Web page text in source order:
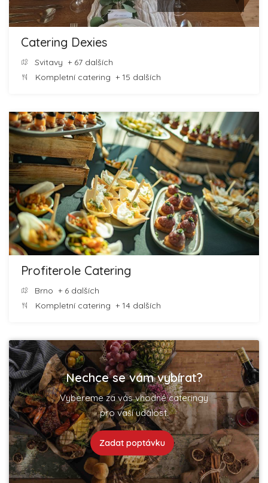
Catering Dexies
Svitavy + 67 dalších
Kompletní catering + 15 dalších
Profiterole Catering
Brno + 6 dalších
Kompletní catering + 14 dalších
Nechce se vám vybírat?
Vybereme za vás vhodné cateringy
pro vaší událost.
Zadat poptávku